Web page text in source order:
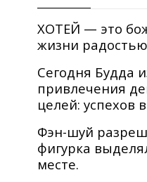
ХОТЕЙ — это
жизни
Сегодня Будда
привлечения
целей: успехов
Фэн-шуй
фигурка
месте.